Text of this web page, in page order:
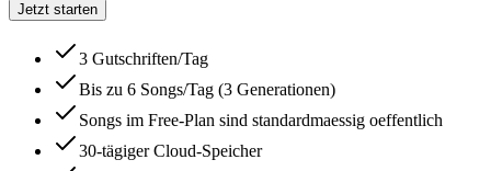
Jetzt starten
3 Gutschriften/Tag
Bis zu 6 Songs/Tag (3 Generationen)
Songs im Free-Plan sind standardmaessig oeffentlich
30-tägiger Cloud-Speicher